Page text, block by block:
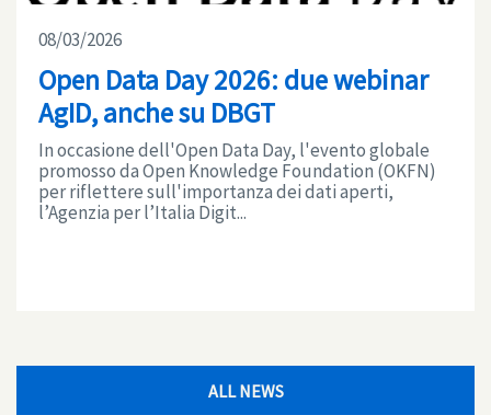
08/03/2026
Open Data Day 2026: due webinar
AgID, anche su DBGT
In occasione dell'Open Data Day, l'evento globale
promosso da Open Knowledge Foundation (OKFN)
per riflettere sull'importanza dei dati aperti,
l’Agenzia per l’Italia Digit...
ALL NEWS